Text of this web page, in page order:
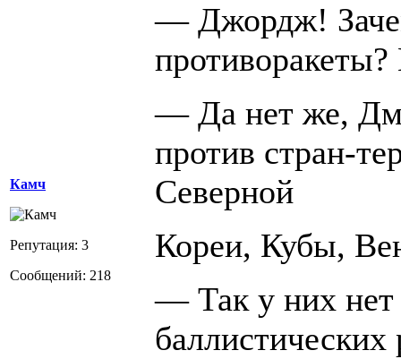
Камч
Репутация: 3
Сообщений: 218
— Джордж!
— Да нет же,
против стран-
Северной
Кореи, Кубы,
— Так у них
баллистических